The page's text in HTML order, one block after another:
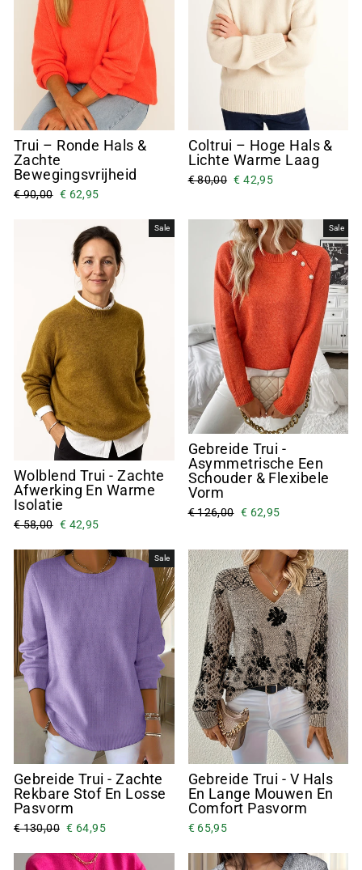
Trui – Ronde Hals &
Zachte
Bewegingsvrijheid
€ 90,00 € 62,95
Coltrui – Hoge Hals &
Lichte Warme Laag
€ 80,00 € 42,95
Sale
Wolblend Trui - Zachte
Afwerking En Warme
Isolatie
€ 58,00 € 42,95
Sale
Gebreide Trui -
Asymmetrische Een
Schouder & Flexibele
Vorm
€ 126,00 € 62,95
Sale
Gebreide Trui - Zachte
Rekbare Stof En Losse
Pasvorm
€ 130,00 € 64,95
Gebreide Trui - V Hals
En Lange Mouwen En
Comfort Pasvorm
€ 65,95